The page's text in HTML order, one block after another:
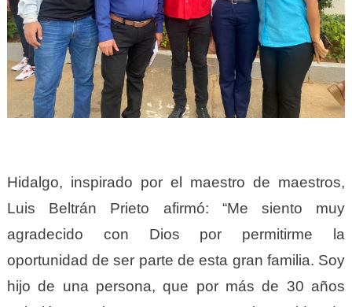
Hidalgo, inspirado por el maestro de maestros,
Luis Beltrán Prieto afirmó: “Me siento muy
agradecido con Dios por permitirme la
oportunidad de ser parte de esta gran familia. Soy
hijo de una persona, que por más de 30 años